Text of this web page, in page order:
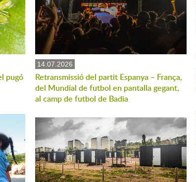
pugó
14.07.2026
Retransmissió del partit Espanya – França,
del Mundial de futbol en pantalla gegant,
al camp de futbol de Badia